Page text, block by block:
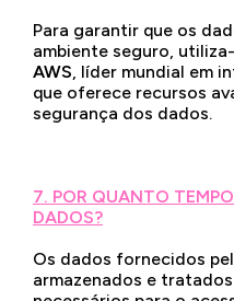
Para garantir que os
ambiente seguro,
AWS, líder mundial em
que oferece recursos
segurança dos dados.
7. POR QUANTO
DADOS?
Os dados fornecidos
armazenados e